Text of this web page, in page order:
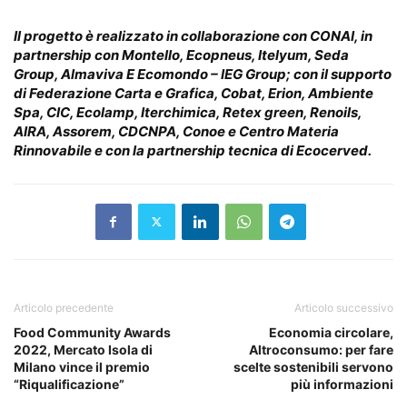
Il progetto è realizzato in collaborazione con CONAI, in
partnership con Montello, Ecopneus, Itelyum, Seda
Group, Almaviva E Ecomondo – IEG Group; con il supporto
di Federazione Carta e Grafica, Cobat, Erion, Ambiente
Spa, CIC, Ecolamp, Iterchimica, Retex green, Renoils,
AIRA, Assorem, CDCNPA, Conoe e Centro Materia
Rinnovabile e con la partnership tecnica di Ecocerved.
Articolo precedente
Food Community Awards
2022, Mercato Isola di
Milano vince il premio
“Riqualificazione”
Articolo successivo
Economia circolare,
Altroconsumo: per fare
scelte sostenibili servono
più informazioni